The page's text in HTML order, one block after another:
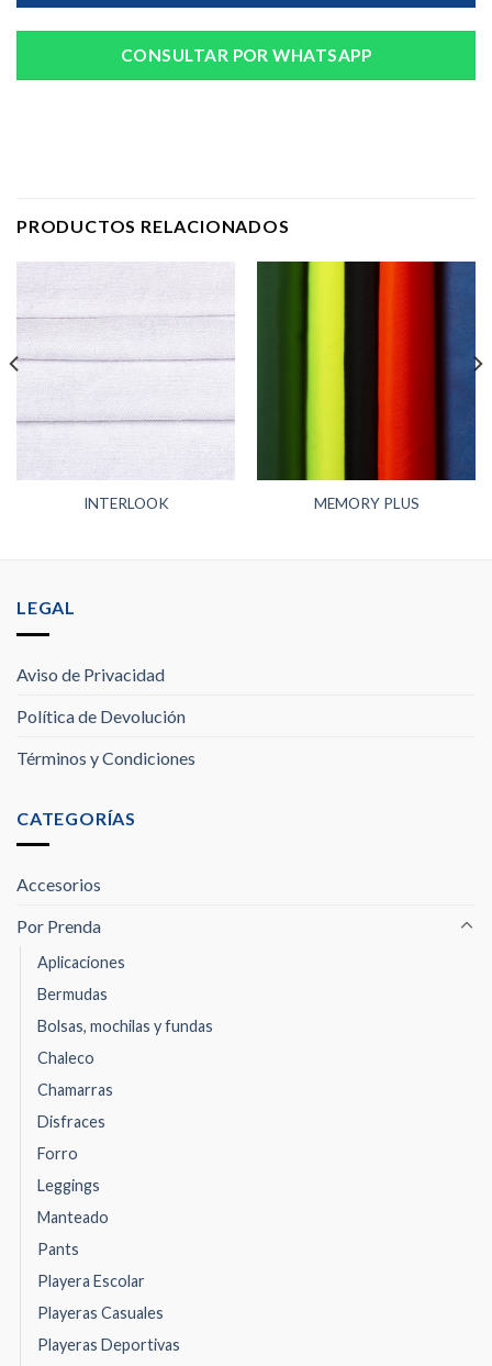
CONSULTAR POR WHATSAPP
PRODUCTOS RELACIONADOS
INTERLOOK MEMORY PLUS
LEGAL
Aviso de Privacidad
Política de Devolución
Términos y Condiciones
CATEGORÍAS
Accesorios
Por Prenda
Aplicaciones
Bermudas
Bolsas, mochilas y fundas
Chaleco
Chamarras
Disfraces
Forro
Leggings
Manteado
Pants
Playera Escolar
Playeras Casuales
Playeras Deportivas